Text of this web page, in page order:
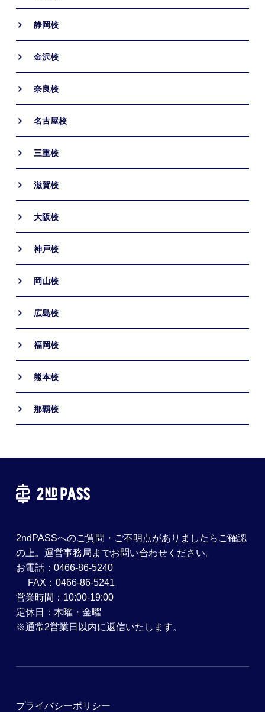
静岡校
金沢校
奈良校
名古屋校
三重校
滋賀校
大阪校
神戸校
岡山校
広島校
福岡校
熊本校
那覇校
2ndPASSへのご質問・ご不明点がありましたらご確認
の上。運営事務局までお問い合わせください。
お電話：0466-86-5240
FAX：0466-86-5241
営業時間：10:00-19:00
定休日：木曜・金曜
※通常2営業日以内に返信いたします。
プライバシーポリシー